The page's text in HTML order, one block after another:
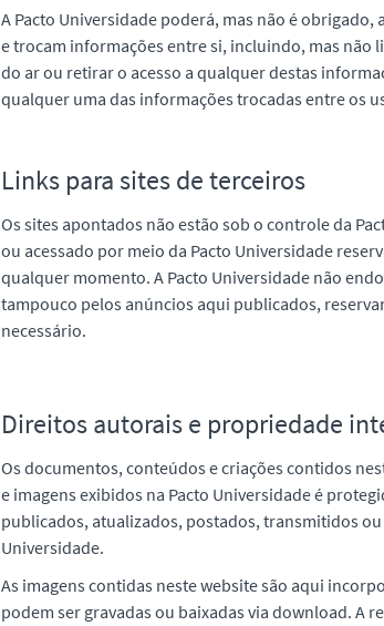
A Pacto Universidade poderá, mas não é
e trocam informações entre si, incluindo, mas não
do ar ou retirar o acesso a qualquer destas
qualquer uma das informações trocadas entre os
Links para sites de terceiros
Os sites apontados não estão sob o controle da
ou acessado por meio da Pacto Universidade
qualquer momento. A Pacto Universidade não
tampouco pelos anúncios aqui publicados,
necessário.
Direitos autorais e propriedade
Os documentos, conteúdos e criações contidos
e imagens exibidos na Pacto Universidade é
publicados, atualizados, postados, transmitidos
Universidade.
As imagens contidas neste website são aqui
podem ser gravadas ou baixadas via download. A